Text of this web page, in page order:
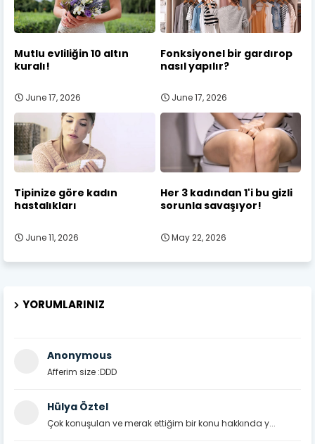
Mutlu evliliğin 10 altın
kuralı!
June 17, 2026
Fonksiyonel bir gardırop
nasıl yapılır?
June 17, 2026
Tipinize göre kadın
hastalıkları
June 11, 2026
Her 3 kadından 1'i bu gizli
sorunla savaşıyor!
May 22, 2026
YORUMLARINIZ
Anonymous
Afferim size :DDD
Hülya Öztel
Çok konuşulan ve merak ettiğim bir konu hakkında y...